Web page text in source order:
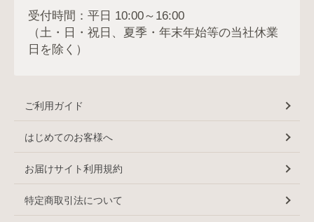
受付時間：平日 10:00～16:00
（土・日・祝日、夏季・年末年始等の当社休業
日を除く）
ご利用ガイド
はじめてのお客様へ
お届けサイト利用規約
特定商取引法について